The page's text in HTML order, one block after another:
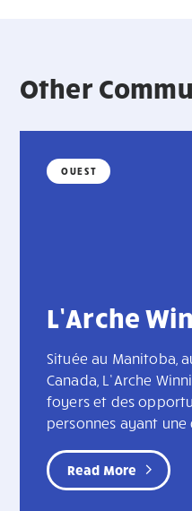
Other
OUEST
L’Arche
Située au Manitoba,
Canada, L’Arche
foyers et des
personnes ayant
Read More